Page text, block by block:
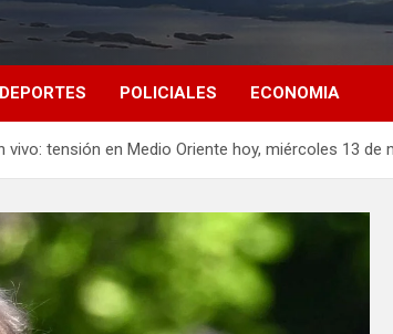
DEPORTES POLICIALES ECONOMIA
tensión en Medio Oriente hoy, miércoles 13 de